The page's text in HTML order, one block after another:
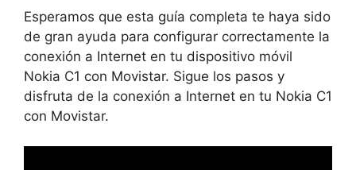
Esperamos que esta guía completa te haya sido
de gran ayuda para configurar correctamente la
conexión a Internet en tu dispositivo móvil
Nokia C1 con Movistar. Sigue los pasos y
disfruta de la conexión a Internet en tu Nokia C1
con Movistar.